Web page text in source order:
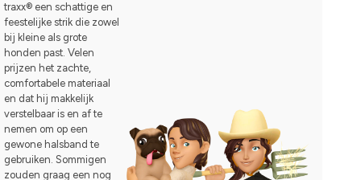
traxx® een schattige en
feestelijke strik die zowel
bij kleine als grote
honden past. Velen
prijzen het zachte,
comfortabele materiaal
en dat hij makkelijk
verstelbaar is en af te
nemen om op een
gewone halsband te
gebruiken. Sommigen
zouden graag een nog